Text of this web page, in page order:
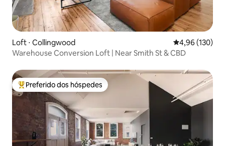
Loft ⋅ Collingwood 4,96 de uma
4,96 (130)
Warehouse Conversion Loft | Near Smith St & CBD
Entre os melhores preferidos dos hóspedes
Preferido dos hóspedes